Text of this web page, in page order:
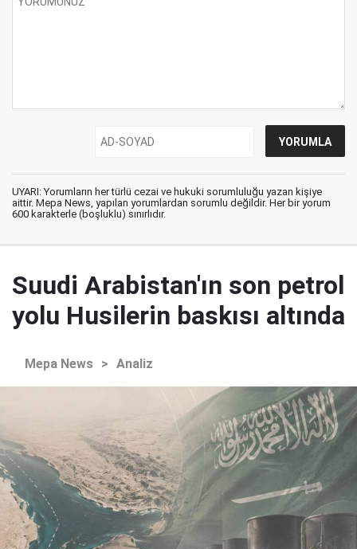
UYARI: Yorumların her türlü cezai ve hukuki sorumluluğu yazan kişiye
aittir. Mepa News, yapılan yorumlardan sorumlu değildir. Her bir yorum
600 karakterle (boşluklu) sınırlıdır.
Suudi Arabistan'ın son petrol
yolu Husilerin baskısı altında
Mepa News > Analiz